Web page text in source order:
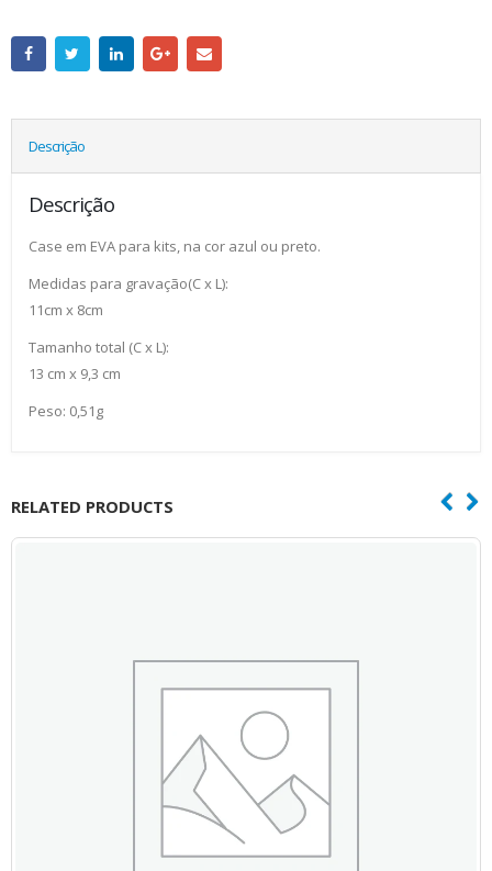
Descrição
Descrição
Case em EVA para kits, na cor azul ou preto.
Medidas para gravação(C x L):
11cm x 8cm
Tamanho total (C x L):
13 cm x 9,3 cm
Peso: 0,51g
RELATED PRODUCTS